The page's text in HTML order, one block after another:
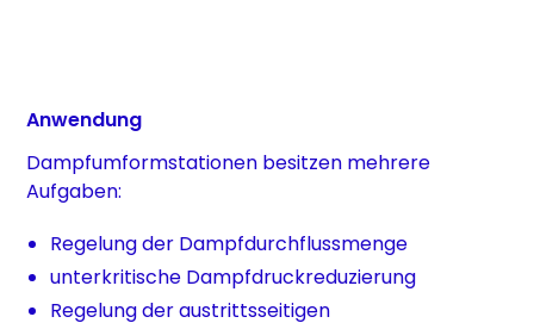
Anwendung
Dampfumformstationen besitzen mehrere
Aufgaben:
Regelung der Dampfdurchflussmenge
unterkritische Dampfdruckreduzierung
Regelung der austrittsseitigen